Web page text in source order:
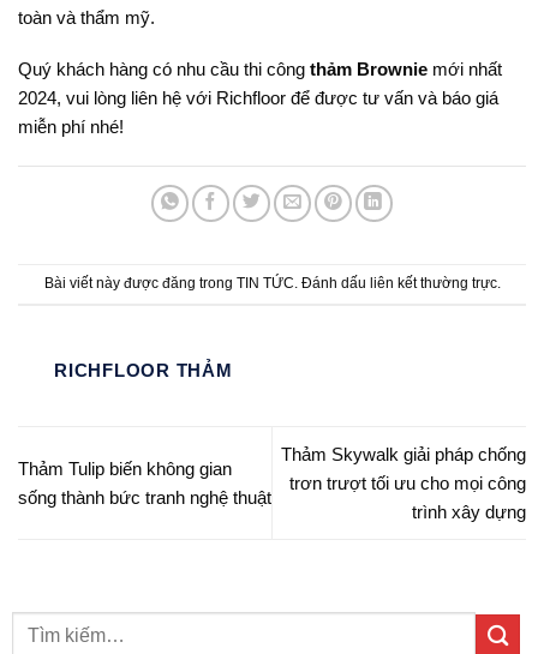
toàn và thẩm mỹ.
Quý khách hàng có nhu cầu thi công thảm Brownie mới nhất
2024, vui lòng liên hệ với Richfloor để được tư vấn và báo giá
miễn phí nhé!
Bài viết này được đăng trong TIN TỨC . Đánh dấu liên kết thường trực.
RICHFLOOR THẢM
Thảm Tulip biến không gian
sống thành bức tranh nghệ thuật
Thảm Skywalk giải pháp chống
trơn trượt tối ưu cho mọi công
trình xây dựng